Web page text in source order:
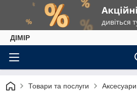
ДІМІР
Товари та послуги Аксесуари